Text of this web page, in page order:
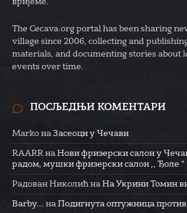
вријеме.
The Cecava.org portal has been sharing
village since 2006, collecting and
materials, and documenting stories about
events over time.
ПОСЉЕДЊИ КОМЕНТАРИ
Marko на Засеоци у Чечави
RAARR на Нови фризерски салон у
радом, мушки фризерски салон ,, Ђоле “
Радован Николић на На Укрини Томин
Barby... на Подигнута оптужница